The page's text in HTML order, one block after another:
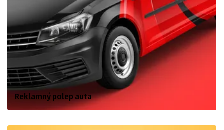
Reklamný polep auta